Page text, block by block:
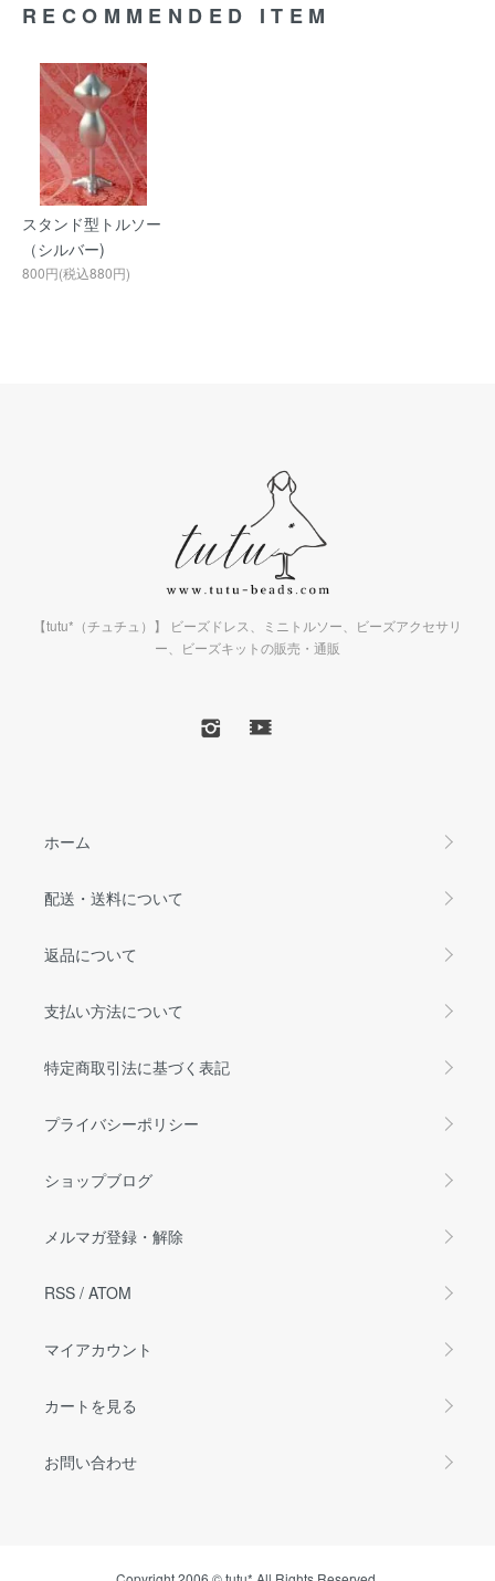
RECOMMENDED ITEM
スタンド型トルソー
（シルバー)
800円(税込880円)
【tutu*（チュチュ）】 ビーズドレス、ミニトルソー、ビーズアクセサリ
ー、ビーズキットの販売・通販
ホーム
配送・送料について
返品について
支払い方法について
特定商取引法に基づく表記
プライバシーポリシー
ショップブログ
メルマガ登録・解除
RSS / ATOM
マイアカウント
カートを見る
お問い合わせ